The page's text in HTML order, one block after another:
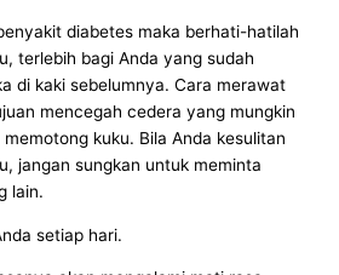
diabetes maka berhati-hatilah
terlebih bagi Anda yang sudah
di kaki sebelumnya. Cara merawat
mencegah cedera yang mungkin
kuku. Bila Anda kesulitan
jangan sungkan untuk meminta
lain.
setiap hari.